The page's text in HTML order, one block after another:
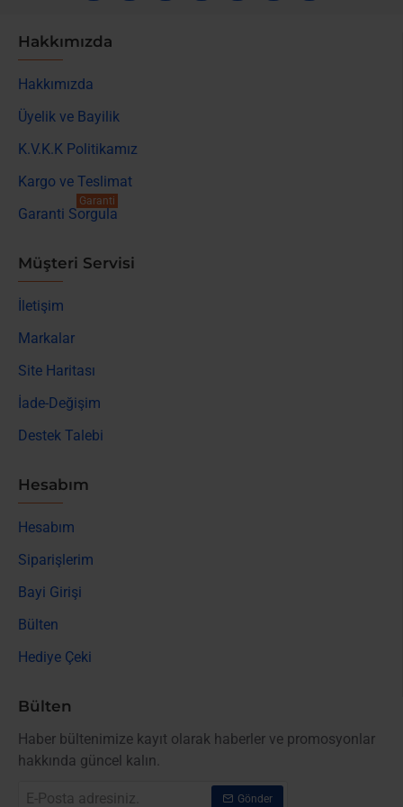
Hakkımızda
Hakkımızda
Üyelik ve Bayilik
K.V.K.K Politikamız
Kargo ve Teslimat
Garanti Sorgula
Garanti
Müşteri Servisi
İletişim
Markalar
Site Haritası
İade-Değişim
Destek Talebi
Hesabım
Hesabım
Siparişlerim
Bayi Girişi
Bülten
Hediye Çeki
Bülten
Haber bültenimize kayıt olarak haberler ve promosyonlar
hakkında güncel kalın.
Posta
Gönder